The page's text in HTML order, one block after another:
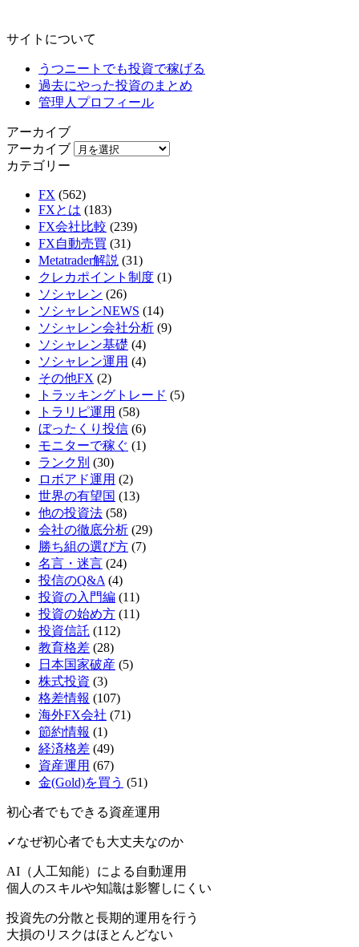
サイトについて
うつニートでも投資で稼げる
過去にやった投資のまとめ
管理人プロフィール
アーカイブ
アーカイブ
カテゴリー
FX (562)
FXとは (183)
FX会社比較 (239)
FX自動売買 (31)
Metatrader解説 (31)
クレカポイント制度 (1)
ソシャレン (26)
ソシャレンNEWS (14)
ソシャレン会社分析 (9)
ソシャレン基礎 (4)
ソシャレン運用 (4)
その他FX (2)
トラッキングトレード (5)
トラリピ運用 (58)
ぼったくり投信 (6)
モニターで稼ぐ (1)
ランク別 (30)
ロボアド運用 (2)
世界の有望国 (13)
他の投資法 (58)
会社の徹底分析 (29)
勝ち組の選び方 (7)
名言・迷言 (24)
投信のQ&A (4)
投資の入門編 (11)
投資の始め方 (11)
投資信託 (112)
教育格差 (28)
日本国家破産 (5)
株式投資 (3)
格差情報 (107)
海外FX会社 (71)
節約情報 (1)
経済格差 (49)
資産運用 (67)
金(Gold)を買う (51)
初心者でもできる資産運用
✓なぜ初心者でも大丈夫なのか
AI（人工知能）による 自動運用
個人のスキルや知識は影響しにくい
投資先の分散と長期的運用を行う
大損のリスクはほとんどない